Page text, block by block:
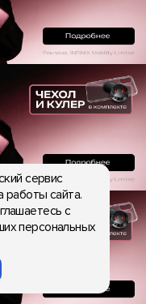
сервис
работы сайта.
с
персональных